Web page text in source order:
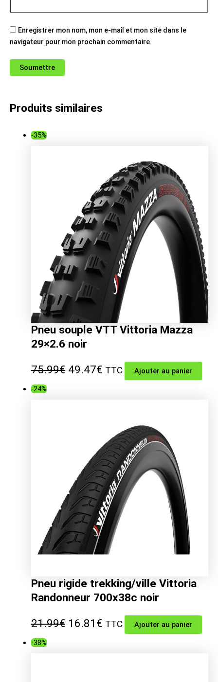
Enregistrer mon nom, mon e-mail et mon site dans le
navigateur pour mon prochain commentaire.
Produits similaires
-35%
Pneu souple VTT Vittoria Mazza
29×2.6 noir
75.99€ Le
75.99€.
49.47€Le
49.47€.
TTC Ajouter au panier
-24%
Pneu rigide trekking/ville Vittoria
Randonneur 700x38c noir
21.99€ Le
16.81 €Le
TTC Ajouter au panier
-38%